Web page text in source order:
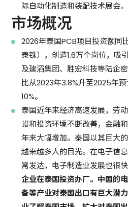
际自动化制造和装配技术展会。
市场概况
2026年泰国PCB项目投资额同
泰铢），创造1.6万个岗位，吸
及建滔集团、胜宏科技等陆企
比从2023年3.8%升至2025年
10%。
泰国近年来经济高速发展，劳
设和投资环境不断改善，金融
年来大幅增加。泰国以其巨大
越来越多人的目光。在电子信
常发达，电子制造业发展也很
企业在泰国投资办厂。中国的
备等产业对泰国出口有巨大潜